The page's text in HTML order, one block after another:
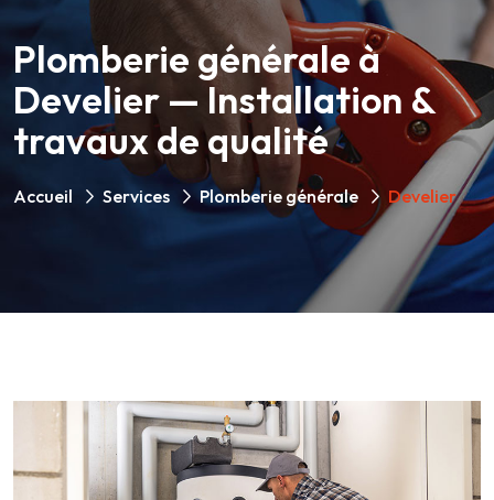
Plomberie générale à
Develier — Installation &
travaux de qualité
Accueil Services Plomberie générale Develier